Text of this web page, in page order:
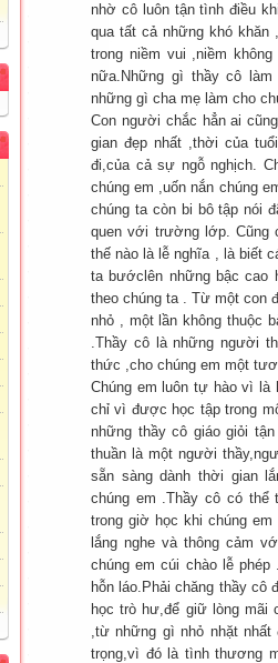
nhờ cô luôn tận tình điều
qua tất cả những khó khăn
trong niềm vui ,niềm
nữa.Những gì thầy cô
những gì cha mẹ làm cho
Con người chắc hẳn ai
gian đẹp nhất ,thời của
đi,của cả sự ngỗ nghịch.
chúng em ,uốn nắn chúng
chúng ta còn bi bô tập nói
quen với trường lớp. Cũng
thế nào là lễ nghĩa , là biết
ta bướclên những bậc cao
theo chúng ta . Từ một con
nhỏ , một lần không thuộc
.Thầy cô là những người
thức ,cho chúng em một
Chúng em luôn tự hào vì là
chỉ vì được học tập trong
những thầy cô giáo giỏi
thuần là một người
sẵn sàng dành thời gian
chúng em .Thầy cô có thể
trong giờ học khi chúng
lắng nghe và thông cảm
chúng em cúi chào lễ
hỗn láo.Phải chăng thầy cô
học trò hư,để giữ lòng mãi
,từ những gì nhỏ nhặt nhất
trọng,vì đó là tình thương